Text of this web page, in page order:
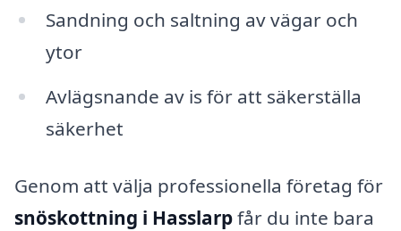
Sandning och saltning av vägar och
ytor
Avlägsnande av is för att säkerställa
säkerhet
Genom att välja professionella företag för
snöskottning i Hasslarpfår du inte bara